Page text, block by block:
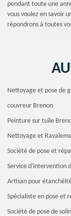
pendant toute une
vous voulez en savoir
répondrons à toutes
Nettoyage et pose de
couvreur Brenon
Peinture sur tuile
Nettoyage et
Société de pose et
Service d'intervention
Artisan pour
Spécialiste en pose et
Société de pose de